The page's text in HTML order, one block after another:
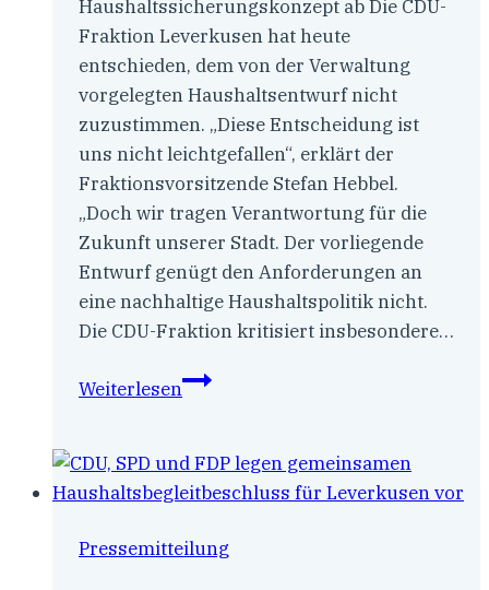
Haushaltssicherungskonzept ab Die CDU-
Fraktion Leverkusen hat heute
entschieden, dem von der Verwaltung
vorgelegten Haushaltsentwurf nicht
zuzustimmen. „Diese Entscheidung ist
uns nicht leichtgefallen“, erklärt der
Fraktionsvorsitzende Stefan Hebbel.
„Doch wir tragen Verantwortung für die
Zukunft unserer Stadt. Der vorliegende
Entwurf genügt den Anforderungen an
eine nachhaltige Haushaltspolitik nicht.
Die CDU-Fraktion kritisiert insbesondere…
WeiterlesenHaushalt
CDU
fordert
Neuausrichtung
Pressemitteilung